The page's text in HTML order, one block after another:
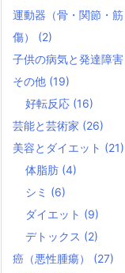
運動器（骨・関節・
傷） (2)
子供の病気と発達障害
その他 (19)
好転反応 (16)
芸能と芸術家 (26)
美容とダイエット (21)
体脂肪 (4)
シミ (6)
ダイエット (9)
デトックス (2)
癌（悪性腫瘍） (27)